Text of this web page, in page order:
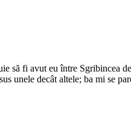
să fi avut eu între Sgribincea
unele decât altele; ba mi se